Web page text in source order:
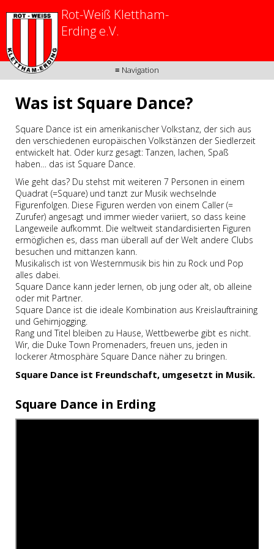
≡ Navigation
Rot-Weiß Klettham-
Erding e.V.
Was ist Square Dance?
Square Dance ist ein amerikanischer Volkstanz, der sich aus
den verschiedenen europäischen Volkstänzen der Siedlerzeit
entwickelt hat. Oder kurz gesagt: Tanzen, lachen, Spaß
haben… das ist Square Dance.
Wie geht das? Du stehst mit weiteren 7 Personen in einem
Quadrat (=Square) und tanzt zur Musik wechselnde
Figurenfolgen. Diese Figuren werden von einem Caller (=
Zurufer) angesagt und immer wieder variiert, so dass keine
Langeweile aufkommt. Die weltweit standardisierten Figuren
ermöglichen es, dass man überall auf der Welt andere Clubs
besuchen und mittanzen kann.
Musikalisch ist von Westernmusik bis hin zu Rock und Pop
alles dabei.
Square Dance kann jeder lernen, ob jung oder alt, ob alleine
oder mit Partner.
Square Dance ist die ideale Kombination aus Kreislauftraining
und Gehirnjogging.
Rang und Titel bleiben zu Hause, Wettbewerbe gibt es nicht.
Wir, die Duke Town Promenaders, freuen uns, jeden in
lockerer Atmosphäre Square Dance näher zu bringen.
Square Dance ist Freundschaft, umgesetzt in Musik.
Square Dance in Erding